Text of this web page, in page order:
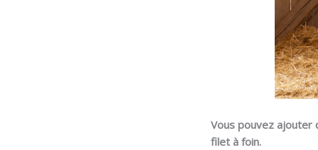
Vous pouvez ajouter
filet à foin.